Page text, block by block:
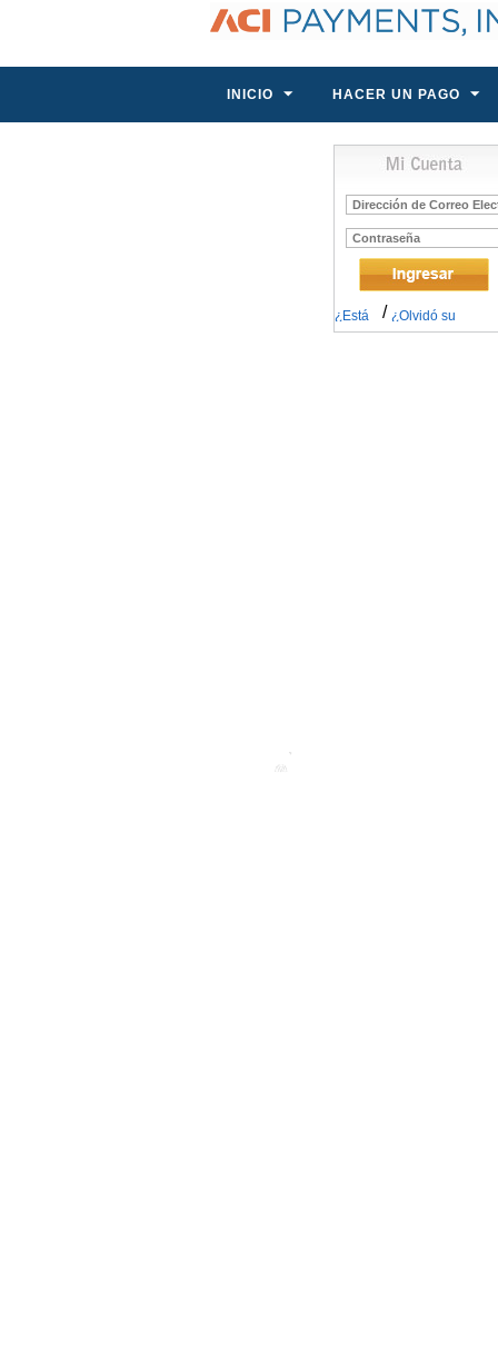
INICIO HACER UN PAGO
Correo
Electrónico
Contraseña
/